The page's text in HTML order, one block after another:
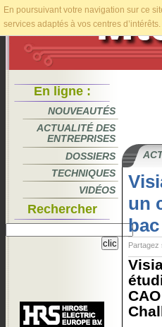
En poursuivant votre navigation sur ce
services adaptés à vos centres d’intérêts.
En ligne :
NOUVEAUTÉS
ACTUALITÉ DES
ENTREPRISES
DOSSIERS
TECHNIQUES
VIDÉOS
Rechercher
un
bac
Partagez